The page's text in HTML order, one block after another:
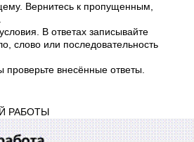
Вернитесь к пропущенным,
В ответах записывайте
слово или последовательность
проверьте внесённые ответы.
РАБОТЫ